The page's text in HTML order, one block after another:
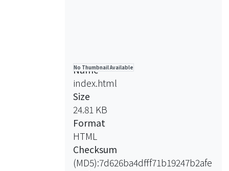
No Thumbnail Available
Name
index.html
Size
24.81 KB
Format
HTML
Checksum
(MD5):7d626ba4dfff71b19247b2afe